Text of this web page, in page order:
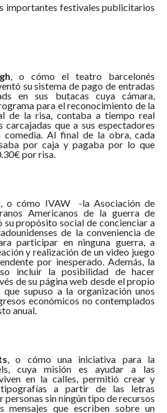
importantes festivales publicitarios
, o cómo el teatro barcelonés
su sistema de pago de entradas
en sus butacas cuya cámara,
para el reconocimiento de la
de la risa, contaba a tiempo real
carcajadas que a sus espectadores
comedia. Al final de la obra, cada
por caja y pagaba por lo que
por risa.
, o cómo IVAW -la Asociación de
Americanos de la guerra de
propósito social de concienciar a
de la conveniencia de
participar en ninguna guerra, a
y realización de un video juego
por inesperado. Además, la
incluir la posibilidad de hacer
de su página web desde el propio
supuso a la organización unos
económicos no contemplados
anual.
, o cómo una iniciativa para la
cuya misión es ayudar a las
en la calles, permitió crear y
tipografías a partir de las letras
personas sin ningún tipo de recursos
que escriben sobre un